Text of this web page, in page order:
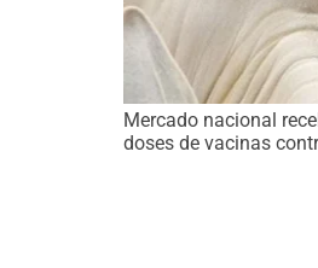
Mercado nacional
doses de vacinas